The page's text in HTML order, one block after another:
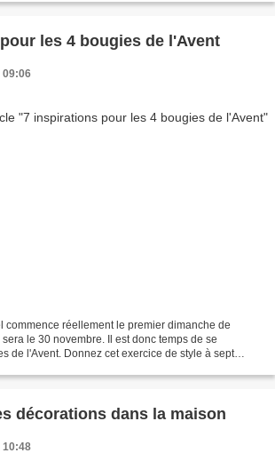
les 4 bougies de l'Avent
09:06
commence réellement le premier dimanche de
sera le 30 novembre. Il est donc temps de se
de l'Avent. Donnez cet exercice de style à sept
décorations dans la maison
10:48